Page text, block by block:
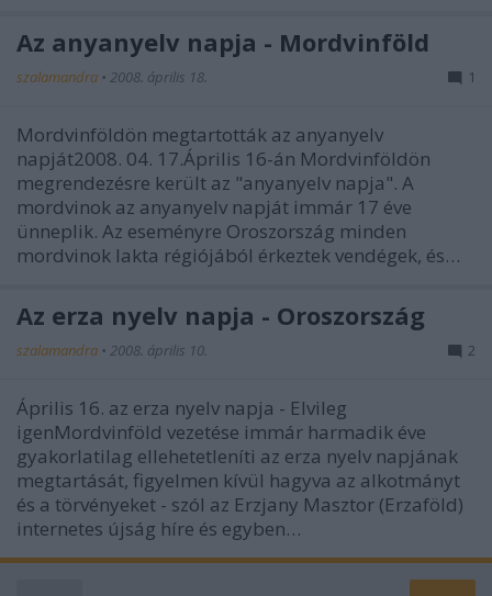
Az anyanyelv napja - Mordvinföld
szalamandra • 2008. április 18. 1
Mordvinföldön megtartották az anyanyelv
napját2008. 04. 17.Április 16-án Mordvinföldön
megrendezésre került az "anyanyelv napja". A
mordvinok az anyanyelv napját immár 17 éve
ünneplik. Az eseményre Oroszország minden
mordvinok lakta régiójából érkeztek vendégek, és…
Az erza nyelv napja - Oroszország
szalamandra • 2008. április 10. 2
Április 16. az erza nyelv napja - Elvileg
igenMordvinföld vezetése immár harmadik éve
gyakorlatilag ellehetetleníti az erza nyelv napjának
megtartását, figyelmen kívül hagyva az alkotmányt
és a törvényeket - szól az Erzjany Masztor (Erzaföld)
internetes újság híre és egyben…